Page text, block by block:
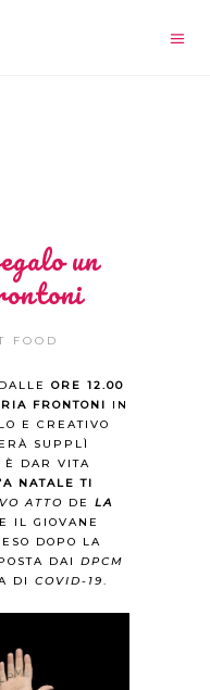
un
FOOD
ORE 12.00
FRONTONI
IN
E CREATIVO
SUPPLÌ
È DAR VITA
NATALE TI
ATTO DE LA
IL GIOVANE
DOPO LA
DAI DPCM
DI COVID-19.